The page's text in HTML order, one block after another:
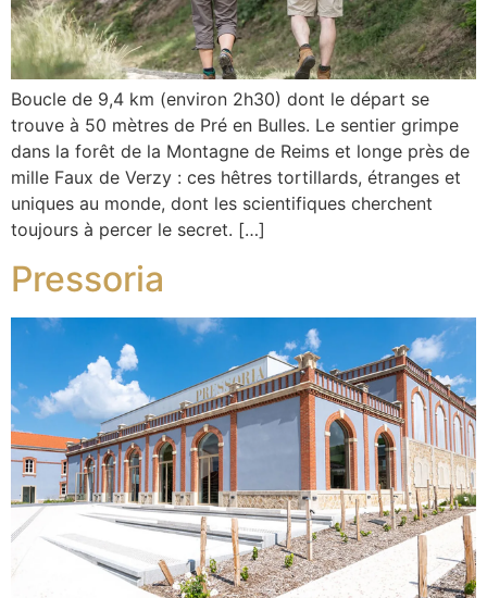
Boucle de 9,4 km (environ 2h30) dont le départ se
trouve à 50 mètres de Pré en Bulles. Le sentier grimpe
dans la forêt de la Montagne de Reims et longe près de
mille Faux de Verzy : ces hêtres tortillards, étranges et
uniques au monde, dont les scientifiques cherchent
toujours à percer le secret. […]
Pressoria